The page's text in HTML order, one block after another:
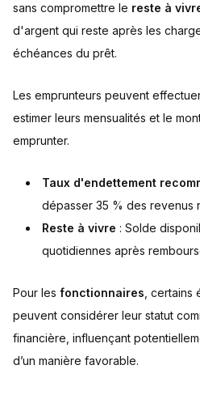
sans compromettre le reste à
d'argent qui reste après les
échéances du prêt.
Les emprunteurs peuvent
estimer leurs mensualités et le
emprunter.
Taux d'endettement
dépasser 35 % des revenus
Reste à vivre : Solde
quotidiennes après
Pour les fonctionnaires ,
peuvent considérer leur statut
financière, influençant
d’un manière favorable.